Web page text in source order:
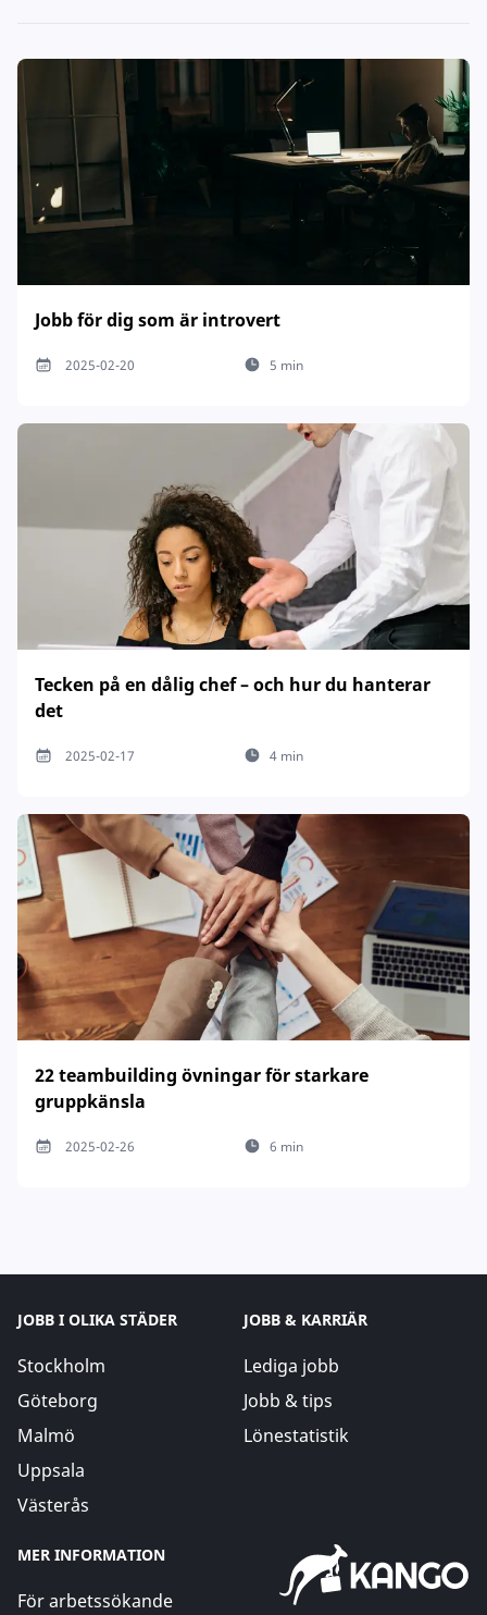
Jobb för dig som är introvert
2025-02-20 5 min
Tecken på en dålig chef – och hur du hanterar
det
2025-02-17 4 min
22 teambuilding övningar för starkare
gruppkänsla
2025-02-26 6 min
JOBB I OLIKA STÄDER
Stockholm
Göteborg
Malmö
Uppsala
Västerås
JOBB & KARRIÄR
Lediga jobb
Jobb & tips
Lönestatistik
MER INFORMATION
För arbetssökande